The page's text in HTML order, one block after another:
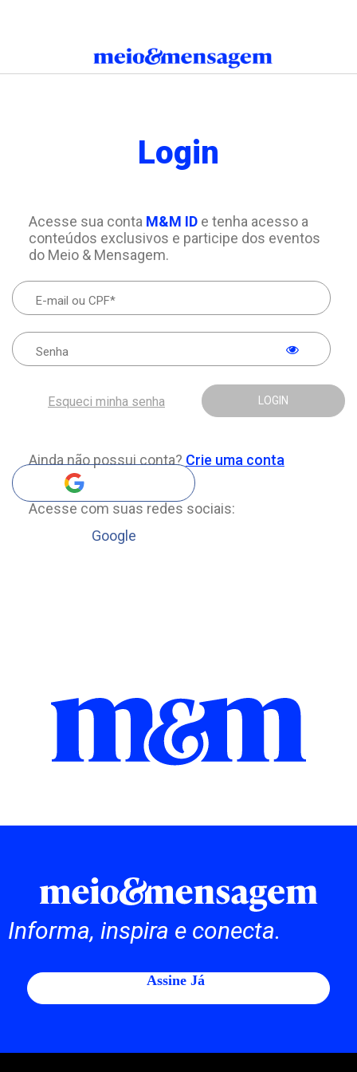
Login
Acesse sua conta M&M IDe tenha acesso a
conteúdos exclusivos e participe dos eventos
do Meio & Mensagem.
LOGIN
Esqueci minha senha
Ainda não possui conta? Crie uma conta
Acesse com suas redes sociais:
Google
Informa, inspira e conecta.
Assine Já